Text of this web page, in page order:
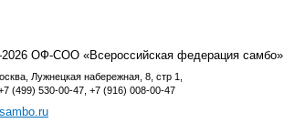
ОФ-СОО «Всероссийская федерация самбо»
Лужнецкая набережная, 8, стр 1,
(499) 530-00-47, +7 (916) 008-00-47